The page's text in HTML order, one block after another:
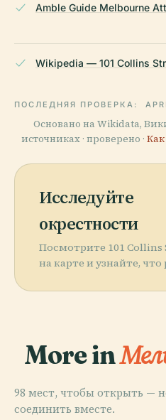
Amble Guide Melbourne
Wikipedia — 101 Collins
ПОСЛЕДНЯЯ ПРОВЕРКА:
Основано на Wikidata,
источниках · проверено ·
Исследуйте
окрестности
Посмотрите 101 Collins
на карте и узнайте,
More in
98 мест, чтобы открыть —
соединить вместе.